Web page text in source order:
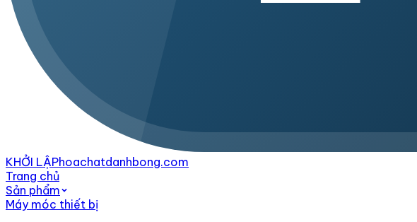
KHỞI LẬPhoachatdanhbong.com
Trang chủ
Sản phẩm
Máy móc thiết bị